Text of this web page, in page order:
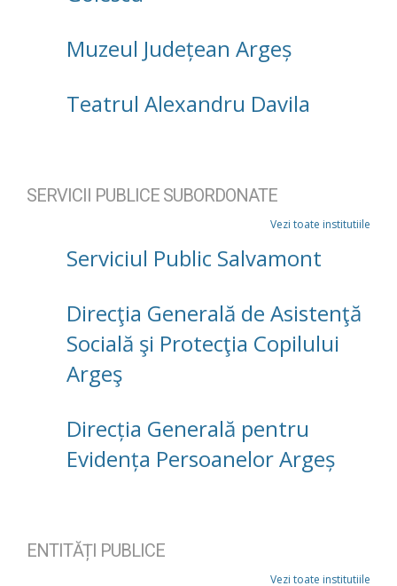
Muzeul Județean Argeș
Teatrul Alexandru Davila
SERVICII PUBLICE SUBORDONATE
Vezi toate institutiile
Serviciul Public Salvamont
Direcţia Generală de Asistenţă
Socială şi Protecţia Copilului
Argeş
Direcția Generală pentru
Evidența Persoanelor Argeș
ENTITĂȚI PUBLICE
Vezi toate institutiile